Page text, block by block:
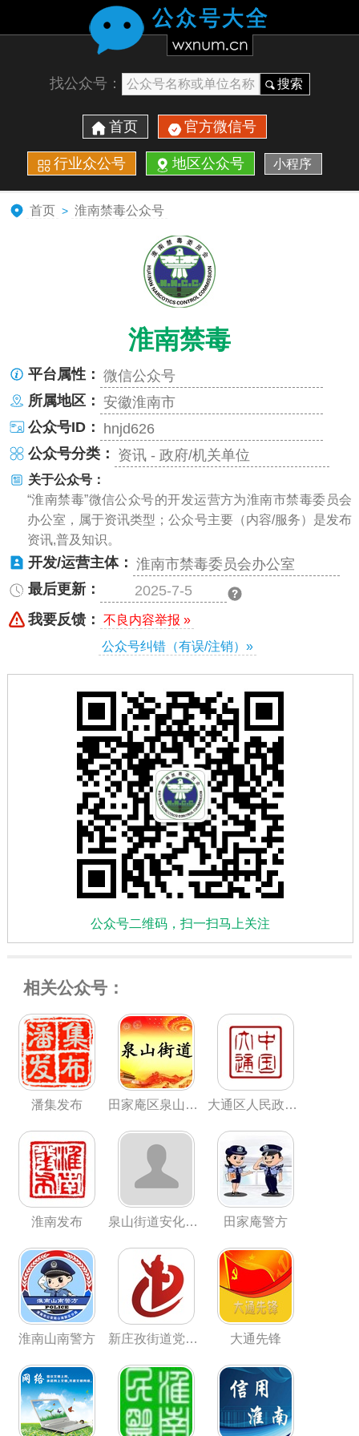
找公众号： 搜索
首页 官方微信号
行业众公号 地区公众号 小程序
首页 > 淮南禁毒公众号
淮南禁毒
平台属性： 微信公众号
所属地区： 安徽淮南市
公众号ID：
hnjd626
公众号分类： 资讯 - 政府/机关单位
关于公众号：
“淮南禁毒”微信公众号的开发运营方为淮南市禁毒委员会
办公室，属于资讯类型；公众号主要（内容/服务）是发布
资讯,普及知识。
开发/运营主体： 淮南市禁毒委员会办公室
最后更新：
2025-7-5
我要反馈：
不良内容举报 »
公众号纠错（有误/注销）»
公众号二维码，扫一扫马上关注
相关公众号：
潘集发布 田家庵区泉山街道 大通区人民政府发布
淮南发布 泉山街道安化社区 田家庵警方
淮南山南警方 新庄孜街道党建+ 大通先锋